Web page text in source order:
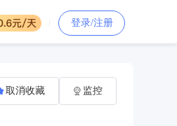
登录/注册
取消收藏 监控